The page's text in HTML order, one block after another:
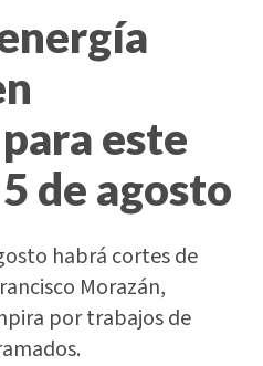
este
de agosto
habrá cortes de
Morazán,
por trabajos de